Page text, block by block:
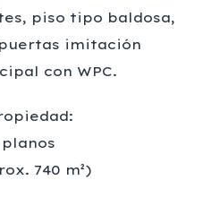
piso tipo baldosa,
imitación
con WPC.
740 m²)